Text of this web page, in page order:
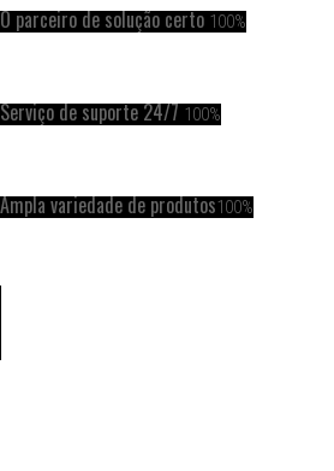
O parceiro de solução certo100%
Serviço de suporte 24/7100%
Ampla variedade de produtos100%